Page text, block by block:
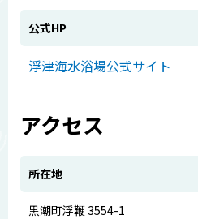
公式HP
浮津海水浴場公式サイト
アクセス
所在地
黒潮町浮鞭 3554-1